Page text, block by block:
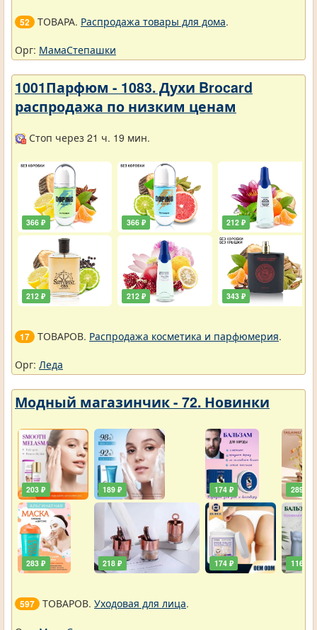
52 ТОВАРА. Распродажа товары для дома.
Орг: МамаСтепашки
1001Парфюм - 1083. Духи Brocard
распродажа по низким ценам
Стоп через 21 ч. 19 мин.
366 ₽
212 ₽
366 ₽
212 ₽
212 ₽
343 ₽
17 ТОВАРОВ. Распродажа косметика и парфюмерия.
Орг: Леда
Модный магазинчик - 72. Новинки
203 ₽
283 ₽
189 ₽
218 ₽
174 ₽
174 ₽
289 ₽
116 ₽
597 ТОВАРОВ. Уходовая для лица.